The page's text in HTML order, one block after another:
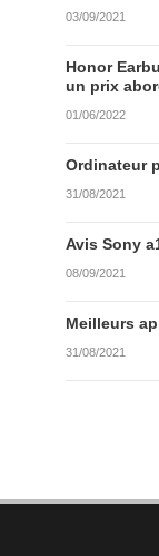
03/09/2021
Honor
un prix
01/06/2022
Ordinateur
31/08/2021
Avis Sony
08/09/2021
Meilleurs
31/08/2021